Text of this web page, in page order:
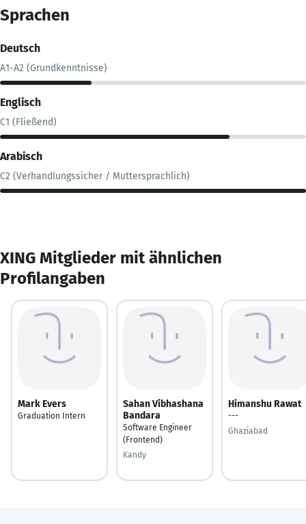
Sprachen
Deutsch
A1-A2 (Grundkenntnisse)
Englisch
C1 (Fließend)
Arabisch
C2 (Verhandlungssicher / Muttersprachlich)
XING Mitglieder mit ähnlichen
Profilangaben
Mark Evers
Graduation Intern
Sahan Vibhashana
Bandara
Software Engineer
(Frontend)
Kandy
Himanshu Rawat
---
Ghaziabad